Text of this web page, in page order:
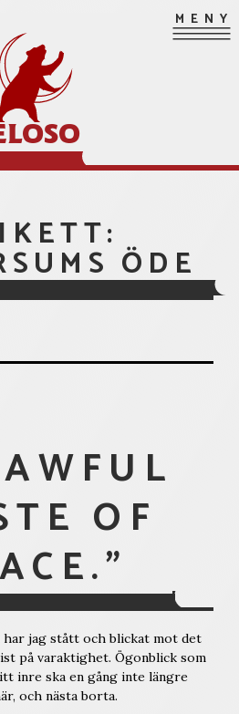
MENY
ÖDE
OF
har jag stått och blickat mot det
på varaktighet. Ögonblick som
inre ska en gång inte längre
och nästa borta.